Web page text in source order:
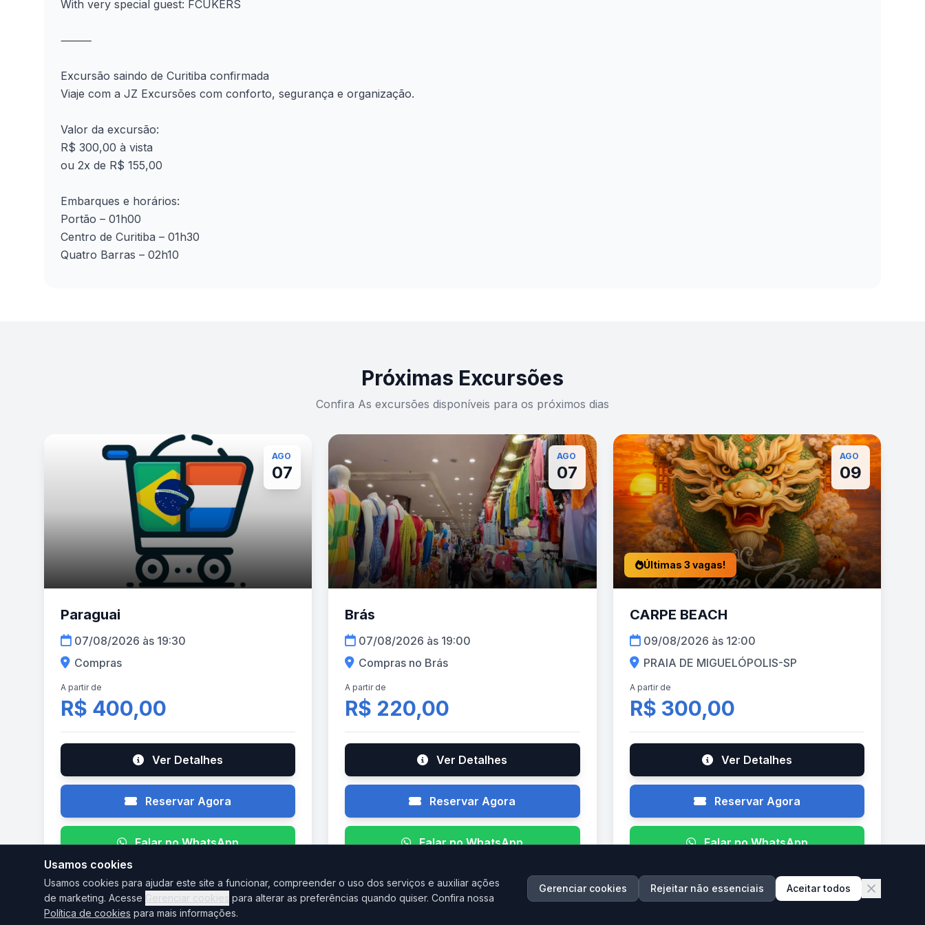
With very special guest: FCUKERS
⸻
Excursão saindo de Curitiba confirmada
Viaje com a JZ Excursões com conforto, segurança e organização.
Valor da excursão:
R$ 300,00 à vista
ou 2x de R$ 155,00
Embarques e horários:
Portão – 01h00
Centro de Curitiba – 01h30
Quatro Barras – 02h10
Próximas Excursões
Confira As excursões disponíveis para os próximos dias
AGO
07
Paraguai
07/08/2026 às 19:30
Compras
A partir de
R$ 400,00
Ver Detalhes
Reservar Agora
Falar no WhatsApp
AGO
07
Brás
07/08/2026 às 19:00
Compras no Brás
A partir de
R$ 220,00
Ver Detalhes
Reservar Agora
Falar no WhatsApp
AGO
09
Últimas 3 vagas!
CARPE BEACH
09/08/2026 às 12:00
PRAIA DE MIGUELÓPOLIS-SP
A partir de
R$ 300,00
Ver Detalhes
Reservar Agora
Falar no WhatsApp
Usamos cookies
Usamos cookies para ajudar este site a funcionar, compreender o uso dos serviços e auxiliar ações
de marketing. Acesse Gerenciar cookies para alterar as preferências quando quiser. Confira nossa
Política de cookies para mais informações.
Gerenciar cookies Rejeitar não essenciais Aceitar todos